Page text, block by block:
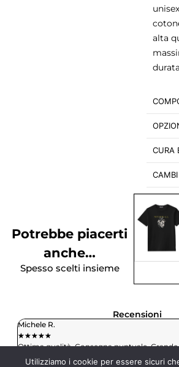
alta
CURA
CAMBI
Potrebbe piacerti
anche…
Spesso scelti insieme
Recensioni
Michele R.
★★★★★
Ottima qualità. Consegna puntuale. Grande
Utilizziamo i cookie per essere sicuri